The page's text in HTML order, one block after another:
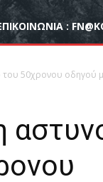
:
του 50χρονου οδηγού